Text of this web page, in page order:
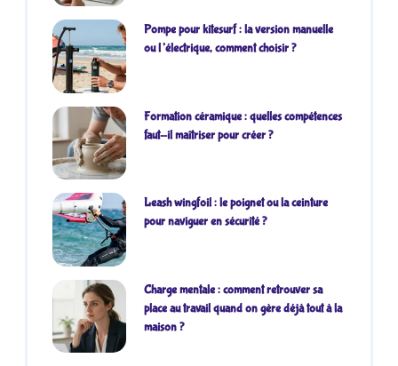
Pompe pour kitesurf : la version manuelle
ou l’électrique, comment choisir ?
Formation céramique : quelles compétences
faut-il maîtriser pour créer ?
Leash wingfoil : le poignet ou la ceinture
pour naviguer en sécurité ?
Charge mentale : comment retrouver sa
place au travail quand on gère déjà tout à la
maison ?